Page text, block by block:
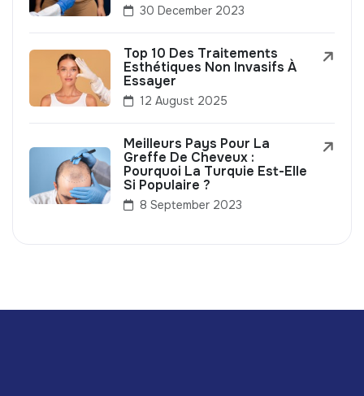
30 December 2023
Top 10 Des Traitements
Esthétiques Non Invasifs À
Essayer
12 August 2025
Meilleurs Pays Pour La
Greffe De Cheveux :
Pourquoi La Turquie Est-Elle
Si Populaire ?
8 September 2023